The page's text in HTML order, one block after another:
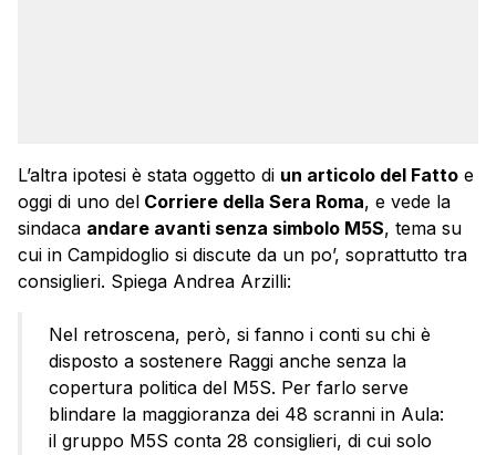
L’altra ipotesi è stata oggetto di un articolo del Fatto e
oggi di uno del Corriere della Sera Roma, e vede la
sindaca andare avanti senza simbolo M5S, tema su
cui in Campidoglio si discute da un po’, soprattutto tra
consiglieri. Spiega Andrea Arzilli:
Nel retroscena, però, si fanno i conti su chi è
disposto a sostenere Raggi anche senza la
copertura politica del M5S. Per farlo serve
blindare la maggioranza dei 48 scranni in Aula:
il gruppo M5S conta 28 consiglieri, di cui solo